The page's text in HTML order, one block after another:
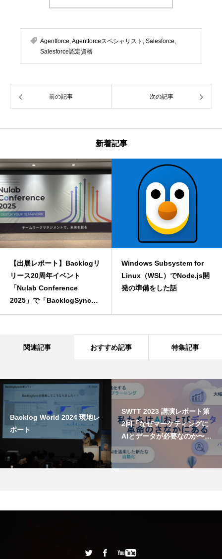
Agentforce,Agentforceスペシャリスト , Salesforce,
Salesforce認定資格
前の記事 次の記事
新着記事
【出展レポート】Backlogリ
リース20周年イベント
「Nulab Conference
2025」で「BacklogSync」
をご紹介してきました！
Windows Subsystem for
Linux（WSL）でNode.js開
発の準備をした話
関連記事 おすすめ記事 特集記事
Backlog World 2024 現地レ
ポート
SWTT 2023 講演レポート第
2回「なぜマーケティングに
AIとデータが必要なのか〜事
例に学ぶデータの価値〜」